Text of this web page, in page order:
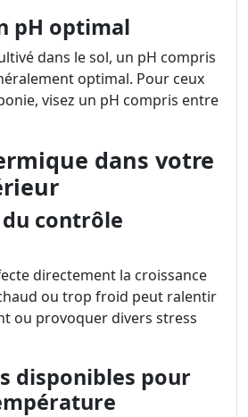
pH optimal
dans le sol, un pH compris
optimal. Pour ceux
visez un pH compris entre
dans votre
contrôle
directement la croissance
ou trop froid peut ralentir
ou provoquer divers stress
disponibles pour